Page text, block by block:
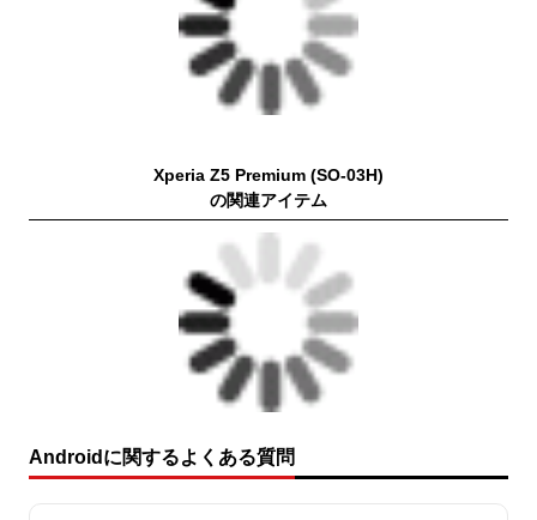
Xperia Z5 Premium (SO-03H)
の関連アイテム
Androidに関するよくある質問